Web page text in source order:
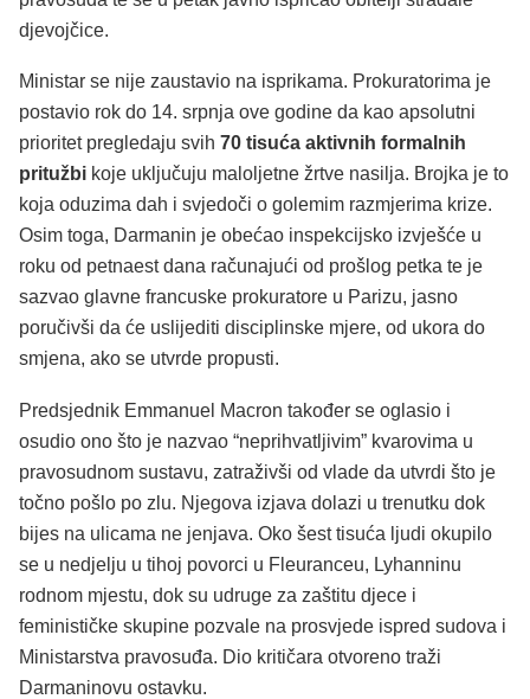
djevojčice.
Ministar se nije zaustavio na isprikama. Prokuratorima je
postavio rok do 14. srpnja ove godine da kao apsolutni
prioritet pregledaju svih 70 tisuća aktivnih formalnih
pritužbi koje uključuju maloljetne žrtve nasilja. Brojka je to
koja oduzima dah i svjedoči o golemim razmjerima krize.
Osim toga, Darmanin je obećao inspekcijsko izvješće u
roku od petnaest dana računajući od prošlog petka te je
sazvao glavne francuske prokuratore u Parizu, jasno
poručivši da će uslijediti disciplinske mjere, od ukora do
smjena, ako se utvrde propusti.
Predsjednik Emmanuel Macron također se oglasio i
osudio ono što je nazvao “neprihvatljivim” kvarovima u
pravosudnom sustavu, zatraživši od vlade da utvrdi što je
točno pošlo po zlu. Njegova izjava dolazi u trenutku dok
bijes na ulicama ne jenjava. Oko šest tisuća ljudi okupilo
se u nedjelju u tihoj povorci u Fleuranceu, Lyhanninu
rodnom mjestu, dok su udruge za zaštitu djece i
feminističke skupine pozvale na prosvjede ispred sudova i
Ministarstva pravosuđa. Dio kritičara otvoreno traži
Darmaninovu ostavku.